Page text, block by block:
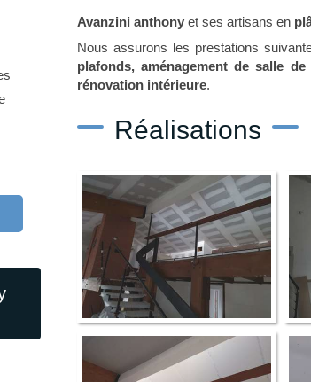
Avanzini anthonyet ses artisans en
Nous assurons les prestations
plafonds, aménagement de salle
rénovation intérieure.
Réalisations